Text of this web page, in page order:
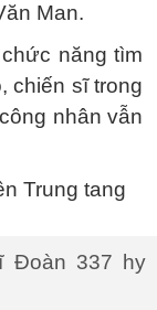
Man.
năng tìm
chiến sĩ trong
nhân vẫn
Đoàn 337 hy